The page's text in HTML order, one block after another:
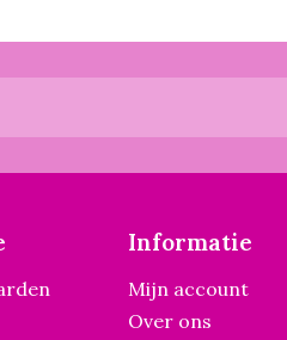
Informatie
Mijn account
Over ons